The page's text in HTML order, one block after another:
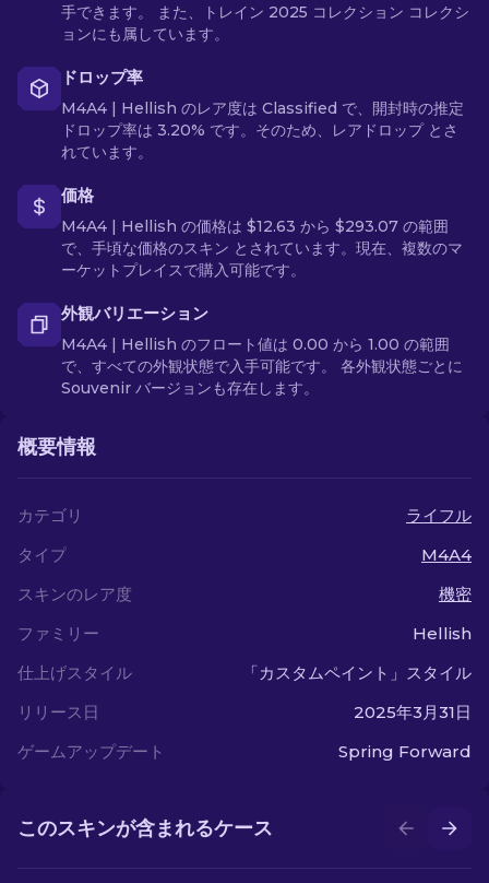
手できます。 また、トレイン 2025 コレクション コレクシ
ョンにも属しています。
ドロップ率
M4A4 | Hellish のレア度は Classified で、開封時の推定
ドロップ率は 3.20% です。そのため、レアドロップ とさ
れています。
価格
M4A4 | Hellish の価格は $12.63 から $293.07 の範囲
で、手頃な価格のスキン とされています。現在、複数のマ
ーケットプレイスで購入可能です。
外観バリエーション
M4A4 | Hellish のフロート値は 0.00 から 1.00 の範囲
で、すべての外観状態で入手可能です。 各外観状態ごとに
Souvenir バージョンも存在します。
概要情報
カテゴリ
ライフル
タイプ
M4A4
スキンのレア度
機密
ファミリー
Hellish
仕上げスタイル
「カスタムペイント」スタイル
リリース日
2025年3月31日
ゲームアップデート
Spring Forward
このスキンが含まれるケース